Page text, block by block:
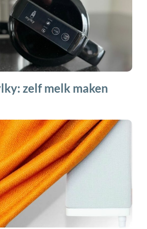
zelf melk maken